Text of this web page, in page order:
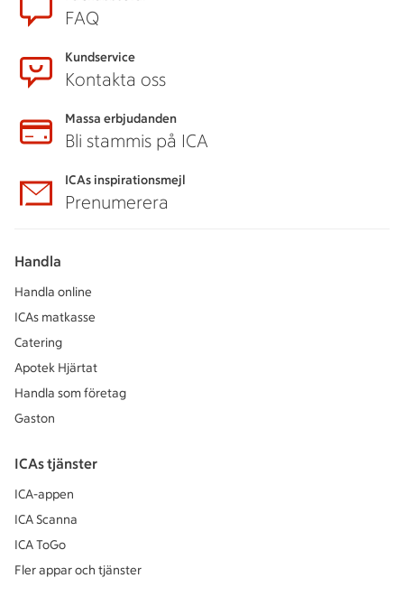
FAQ
Kundservice
Kontakta oss
Massa erbjudanden
Bli stammis på ICA
ICAs inspirationsmejl
Prenumerera
Handla
Handla online
ICAs matkasse
Catering
Apotek Hjärtat
Handla som företag
Gaston
ICAs tjänster
ICA-appen
ICA Scanna
ICA ToGo
Fler appar och tjänster